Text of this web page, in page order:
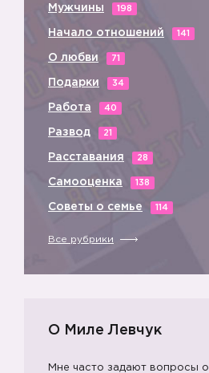
Мужчины 198
Начало отношений 141
О любви 71
Подарки 34
Работа 40
Развод 21
Расставания 28
Самооценка 138
Советы о семье 114
Все рубрики
О Миле Левчук
Мне часто задают вопросы о